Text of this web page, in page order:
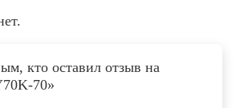
кто оставил отзыв на
70»